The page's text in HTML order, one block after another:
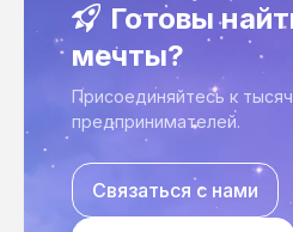
Готовы
мечты?
Присоединяйтесь к
предпринимателей.
Связаться с нами